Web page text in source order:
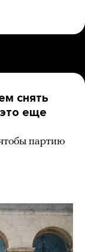
снять
еще
партию